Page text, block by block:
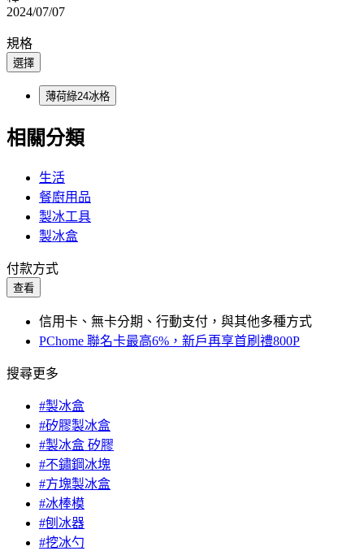
2024/07/07
規格
選擇
薄荷綠24冰格
相關分類
生活
餐廚用品
製冰工具
製冰盒
付款方式
查看
信用卡、無卡分期、行動支付，與其他多種方式
PChome 聯名卡最高6%，新戶再享首刷禮800P
搜尋更多
#製冰盒
#矽膠製冰盒
#製冰盒 矽膠
#不鏽鋼冰塊
#方塊製冰盒
#冰棒模
#刨冰器
#挖冰勺